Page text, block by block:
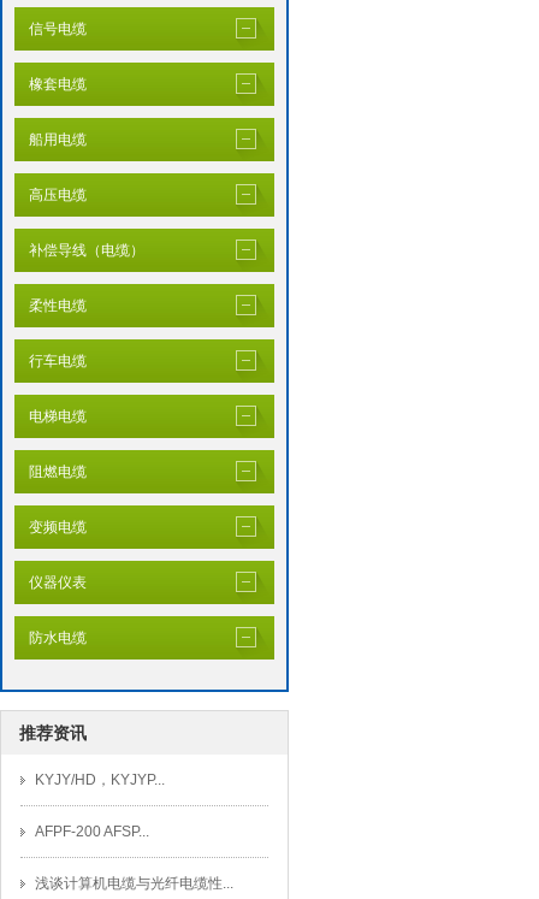
信号电缆
橡套电缆
船用电缆
高压电缆
补偿导线（电缆）
柔性电缆
行车电缆
电梯电缆
阻燃电缆
变频电缆
仪器仪表
防水电缆
推荐资讯
KYJY/HD，KYJYP...
AFPF-200 AFSP...
浅谈计算机电缆与光纤电缆性...